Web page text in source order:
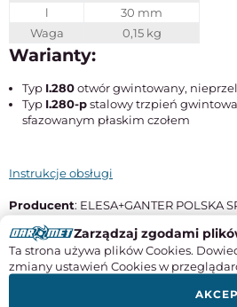
l
30 mm
Waga
0,15 kg
Warianty:
Typ I.280otwór gwintowany,
Typ I.280-pstalowy trzpień
sfazowanym płaskim czołem
Instrukcje obsługi
Producent: ELESA+GANTER POLSKA
Kraj pochodzenia: Polska
Kontakt: +48 22 737 70 47,
Zarządzaj zgodami
Ta strona używa plików Cookies.
zmiany ustawień Cookies w